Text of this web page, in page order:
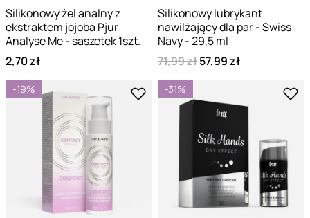
Silikonowy żel analny z
ekstraktem jojoba Pjur
Analyse Me - saszetek 1szt.
2,70 zł
Silikonowy lubrykant
nawilżający dla par - Swiss
Navy - 29,5 ml
71,99 zł57,99 zł
-19% -31%